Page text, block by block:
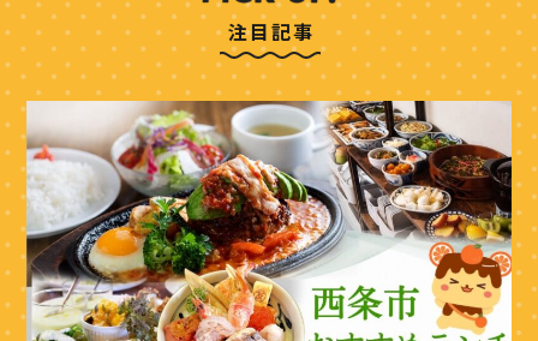
注目記事